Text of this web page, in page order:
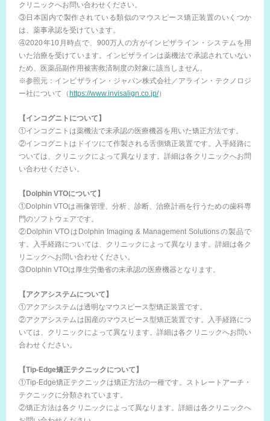
クリニックへお問い合わせください。
③日本国内で製作されている類似のマウスピース矯正装置のいくつか
は、薬事承認を受けています。
④2020年10月時点で、900万人の方がインビザライン・システムを用
いた治療を受けています。インビザラインは薬機法で承認されていない
ため、医薬品副作用被害救済制度の対象に該当しません。
※参照元：インビザライン・ジャパン株式会社／アライン・テクノロジ
ー社について（ https://www.invisalign.co.jp/）
【インコグニトについて】
①インコグニトは薬機法で未承認の医療機器を用いた矯正方法です。
②インコグニトはドイツにて作製される舌側矯正装置です。入手経路に
ついては、クリニックによって異なります。詳細は各クリニックへお問
い合わせください。
【Dolphin VTOについて】
①Dolphin VTOは画像管理、分析、診断、治療計画を行うための歯科専
門のソフトウェアです。
②Dolphin VTOはDolphin Imaging & Management Solutionsの製品で
す。入手経路については、クリニックによって異なります。詳細は各ク
リニックへお問い合わせください。
③Dolphin VTOは厚生労働省の未承認の医療機器となります。
【アクアシステムについて】
①アクアシステムは透明なマウスピース型矯正装置です。
②アクアシステムは国産のマウスピース型矯正装置です。入手経路につ
いては、クリニックによって異なります。詳細は各クリニックへお問い
合わせください。
【Tip-Edge矯正テクニックについて】
①Tip-Edge矯正テクニックは矯正方法の一種です。ストレートアーチ・
テクニックに分類されています。
②矯正方法は各クリニックによって異なります。詳細は各クリニックへ